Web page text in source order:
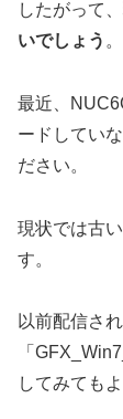
したがって、
いでしょう 。
最近、
ードしてい
ださい。
現状では古
す。
以前配信さ
「
してみても